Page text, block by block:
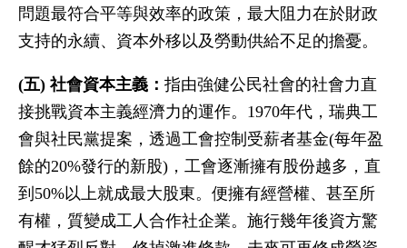
問題最符合平等與效率的政策，最大阻力在於財政
支持的永續、資本外移以及勞動供給不足的擔憂。
(五) 社會資本主義： 指由強健公民社會的社會力直
接挑戰資本主義經濟力的運作。1970年代，瑞典工
會與社民黨提案，透過工會控制受薪者基金(每年盈
餘的20%發行的新股)，工會逐漸擁有股份越多，直
到50%以上就成最大股東。便擁有經營權、甚至所
有權，質變成工人合作社企業。施行幾年後資方驚